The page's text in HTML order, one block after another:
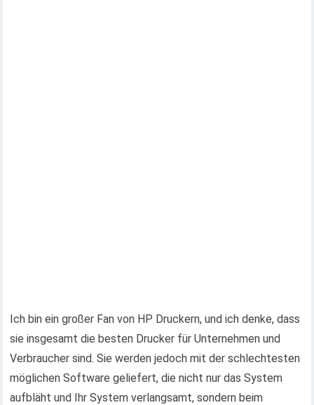
Ich bin ein großer Fan von HP Druckern, und ich denke, dass
sie insgesamt die besten Drucker für Unternehmen und
Verbraucher sind. Sie werden jedoch mit der schlechtesten
möglichen Software geliefert, die nicht nur das System
aufbläht und Ihr System verlangsamt, sondern beim